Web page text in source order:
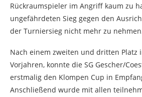
Rückraumspieler im Angriff kaum zu
ungefährdeten Sieg gegen den
der Turniersieg nicht mehr zu
Nach einem zweiten und dritten Platz
Vorjahren, konnte die SG Gescher/
erstmalig den Klompen Cup in
Anschließend wurde mit allen